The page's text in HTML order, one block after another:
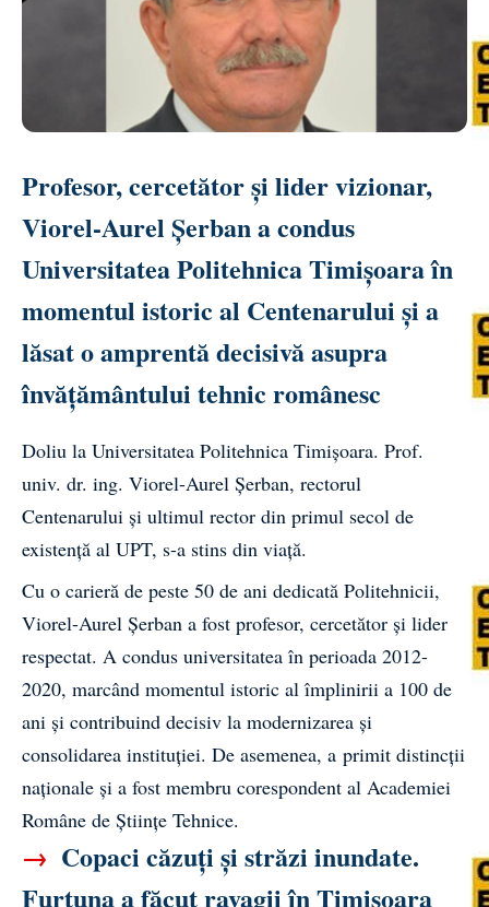
Profesor, cercetător și lider vizionar,
Viorel-Aurel Șerban a condus
Universitatea Politehnica Timișoara în
momentul istoric al Centenarului și a
lăsat o amprentă decisivă asupra
învățământului tehnic românesc
Doliu la Universitatea Politehnica Timișoara. Prof.
univ. dr. ing. Viorel-Aurel Șerban, rectorul
Centenarului și ultimul rector din primul secol de
existență al UPT, s-a stins din viață.
Cu o carieră de peste 50 de ani dedicată Politehnicii,
Viorel-Aurel Șerban a fost profesor, cercetător și lider
respectat. A condus universitatea în perioada 2012-
2020, marcând momentul istoric al împlinirii a 100 de
ani și contribuind decisiv la modernizarea și
consolidarea instituției. De asemenea, a primit distincții
naționale și a fost membru corespondent al Academiei
Române de Științe Tehnice.
→ Copaci căzuți și străzi inundate.
Furtuna a făcut ravagii în Timișoara